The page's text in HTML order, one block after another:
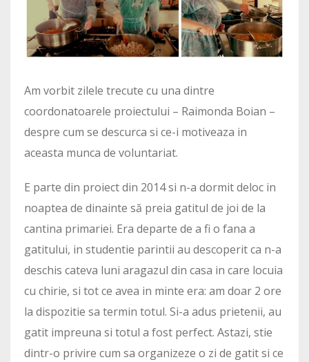
Am vorbit zilele trecute cu una dintre
coordonatoarele proiectului – Raimonda Boian –
despre cum se descurca si ce-i motiveaza in
aceasta munca de voluntariat.
E parte din proiect din 2014 si n-a dormit deloc in
noaptea de dinainte să preia gatitul de joi de la
cantina primariei. Era departe de a fi o fana a
gatitului, in studentie parintii au descoperit ca n-a
deschis cateva luni aragazul din casa in care locuia
cu chirie, si tot ce avea in minte era: am doar 2 ore
la dispozitie sa termin totul. Si-a adus prietenii, au
gatit impreuna si totul a fost perfect. Astazi, stie
dintr-o privire cum sa organizeze o zi de gatit si ce